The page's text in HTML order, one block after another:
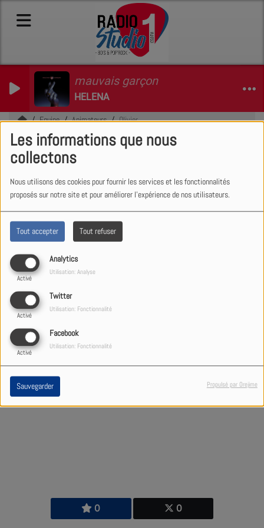
Les informations que nous
collectons
Nous utilisons des cookies pour fournir les services et les fonctionnalités
proposés sur notre site et pour améliorer l'expérience de nos utilisateurs.
Tout accepter Tout refuser
Analytics
Activé
Utilisation: Analyse
Twitter
Activé
Utilisation: Fonctionnalité
Facebook
Activé
Utilisation: Fonctionnalité
Sauvegarder Propulsé par Orejime
mauvais garçon
HELENA
Equipe Animateurs Olivier
Olivier
0 0
7414 VUES
Olivier vous accompagne pour
commencer votre week-end dans
son émission Happy Hour !